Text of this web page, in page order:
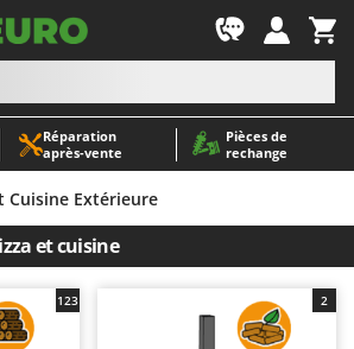
Réparation
après‑vente
Pièces de
rechange
tracteurs tondeuses autoportés
pour gazon
pommes de terre pour tracteur
Électriques
Cuisine Extérieure
et cuisine
123 2